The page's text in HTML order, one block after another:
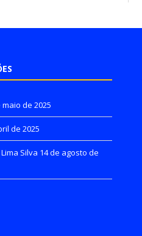
maio de 2025
de 2025
Silva 14 de agosto de